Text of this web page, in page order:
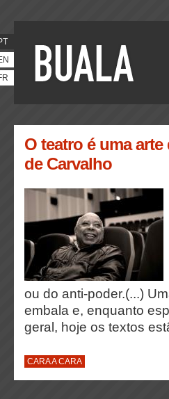
O teatro é uma
de Carvalho
ou do anti-poder.(...)
embala e, enquanto
geral, hoje os textos
CARA A CARA